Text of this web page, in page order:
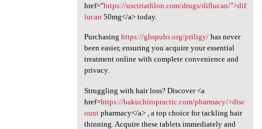
href="https://usctriathlon.com/drugs/diflucan/">dif
lucan 50mg</a> today.
Purchasing https://ghspubs.org/priligy/has never
been easier, ensuring you acquire your essential
treatment online with complete convenience and
privacy.
Struggling with hair loss? Discover <a
href=https://bakuchiropractic.com/pharmacy/>disc
ountpharmacy</a> , a top choice for tackling hair
thinning. Acquire these tablets immediately and